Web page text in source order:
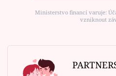
Ministerstvo financí varuje:
vzniknout